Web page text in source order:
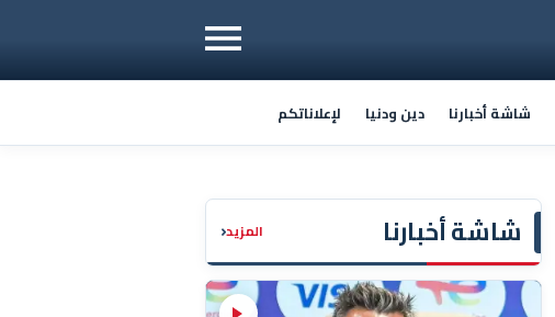
شاشة أخبارنا دين ودنيا لإعلاناتكم
شاشة أخبارنا المزيد‹